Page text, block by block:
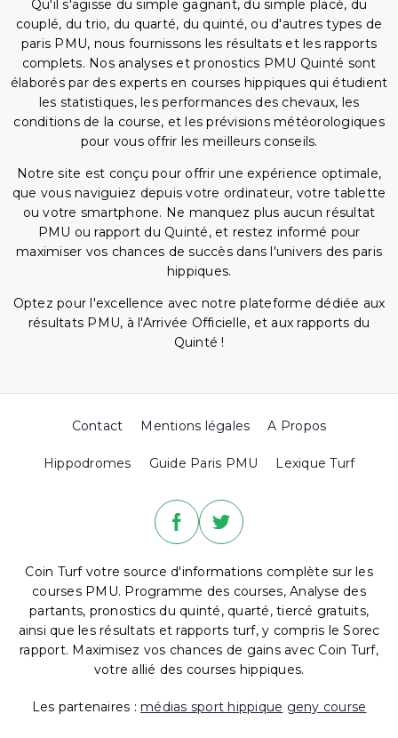
Qu'il s'agisse du simple gagnant, du simple placé, du
couplé, du trio, du quarté, du quinté, ou d'autres types de
paris PMU, nous fournissons les résultats et les rapports
complets. Nos analyses et pronostics PMU Quinté sont
élaborés par des experts en courses hippiques qui étudient
les statistiques, les performances des chevaux, les
conditions de la course, et les prévisions météorologiques
pour vous offrir les meilleurs conseils.
Notre site est conçu pour offrir une expérience optimale,
que vous naviguiez depuis votre ordinateur, votre tablette
ou votre smartphone. Ne manquez plus aucun résultat
PMU ou rapport du Quinté, et restez informé pour
maximiser vos chances de succès dans l'univers des paris
hippiques.
Optez pour l'excellence avec notre plateforme dédiée aux
résultats PMU, à l'Arrivée Officielle, et aux rapports du
Quinté !
Contact Mentions légales A Propos
Hippodromes Guide Paris PMU Lexique Turf
Coin Turf votre source d'informations complète sur les
courses PMU. Programme des courses, Analyse des
partants, pronostics du quinté, quarté, tiercé gratuits,
ainsi que les résultats et rapports turf, y compris le Sorec
rapport. Maximisez vos chances de gains avec Coin Turf,
votre allié des courses hippiques.
Les partenaires : médias sport hippique geny course